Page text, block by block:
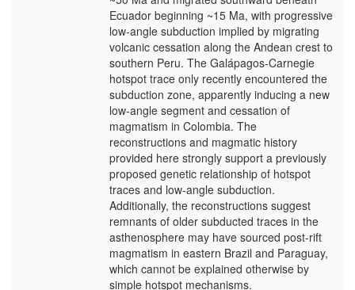
Ecuador beginning ~15 Ma, with progressive
low-angle subduction implied by migrating
volcanic cessation along the Andean crest to
southern Peru. The Galápagos-Carnegie
hotspot trace only recently encountered the
subduction zone, apparently inducing a new
low-angle segment and cessation of
magmatism in Colombia. The
reconstructions and magmatic history
provided here strongly support a previously
proposed genetic relationship of hotspot
traces and low-angle subduction.
Additionally, the reconstructions suggest
remnants of older subducted traces in the
asthenosphere may have sourced post-rift
magmatism in eastern Brazil and Paraguay,
which cannot be explained otherwise by
simple hotspot mechanisms.